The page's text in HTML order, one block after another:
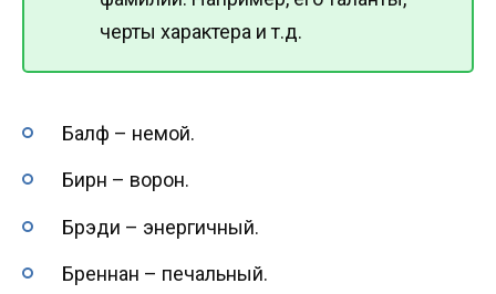
черты характера и т.д.
Балф – немой.
Бирн – ворон.
Брэди – энергичный.
Бреннан – печальный.